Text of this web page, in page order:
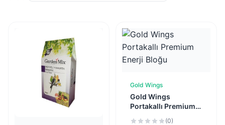
Sepete Ekle
Gold Wings
Gold Wings
Portakallı Premium
(0)